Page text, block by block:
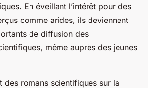
En éveillant l’intérêt pour des
comme arides, ils deviennent
de diffusion des
même auprès des jeunes
des romans scientifiques sur la